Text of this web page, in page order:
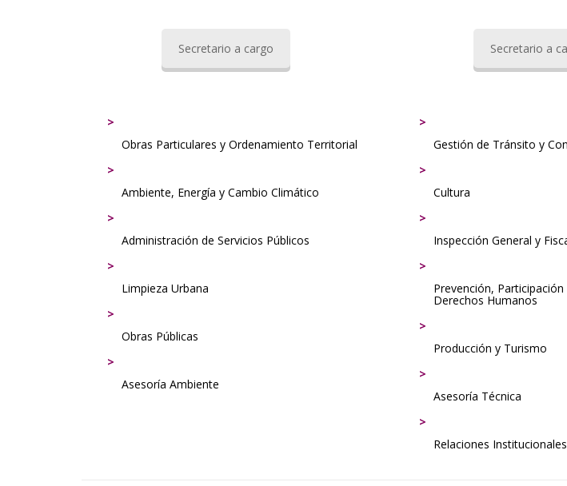
Secretario a cargo
Obras Particulares y Ordenamiento Territorial
Ambiente, Energía y Cambio Climático
Administración de Servicios Públicos
Limpieza Urbana
Obras Públicas
Asesoría Ambiente
Secretario a
Gestión de Tránsito y
Cultura
Inspección General y
Prevención,
Derechos Humanos
Producción y Turismo
Asesoría Técnica
Relaciones Institucionales